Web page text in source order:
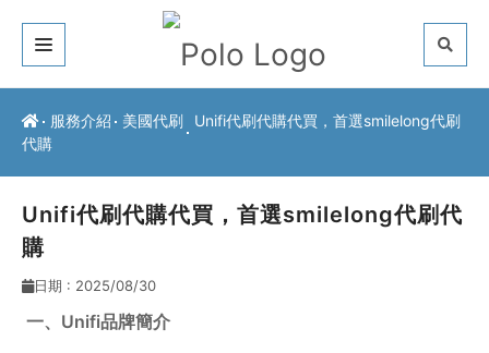
關於我們
服務介紹
常見問題
最新公告
服務介紹 美國代刷
Unifi代刷代購代買，首選smilelong代刷
代購
Unifi代刷代購代買，首選smilelong代刷代
購
日期 : 2025/08/30
一、Unifi品牌簡介